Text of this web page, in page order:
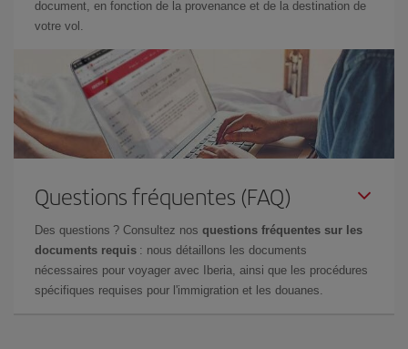
document, en fonction de la provenance et de la destination de
votre vol.
Questions fréquentes (FAQ)
Des questions ? Consultez nos questions fréquentes sur les
documents requis : nous détaillons les documents
nécessaires pour voyager avec Iberia, ainsi que les procédures
spécifiques requises pour l'immigration et les douanes.